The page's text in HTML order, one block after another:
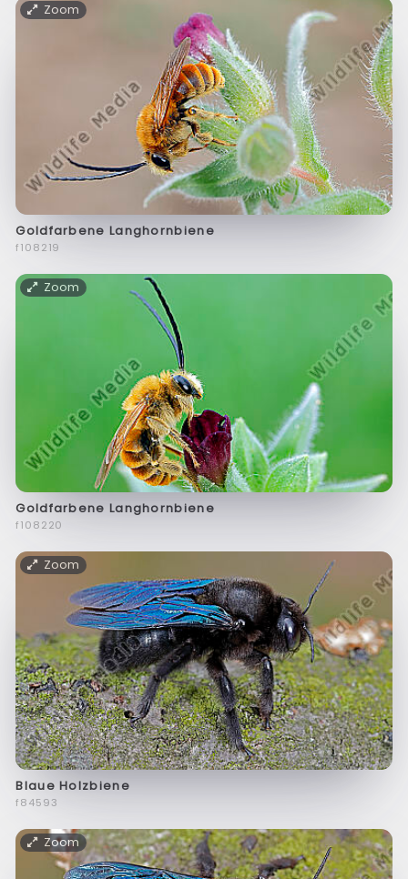
Zoom
Goldfarbene Langhornbiene
f108219
Zoom
Goldfarbene Langhornbiene
f108220
Zoom
Blaue Holzbiene
f84593
Zoom